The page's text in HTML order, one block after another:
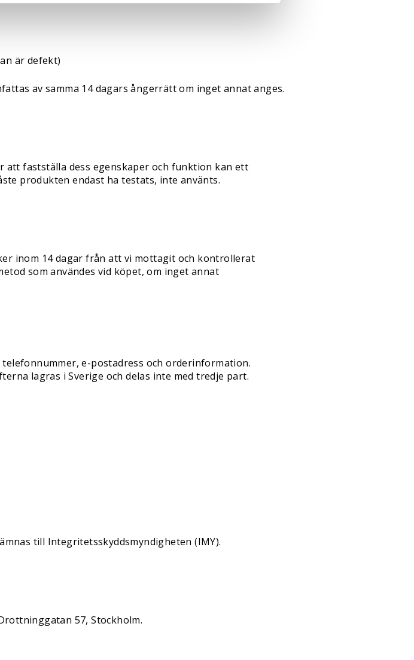
är defekt)
av samma 14 dagars ångerrätt om inget annat anges.
att fastställa dess egenskaper och funktion kan ett
produkten endast ha testats, inte använts.
inom 14 dagar från att vi mottagit och kontrollerat
som användes vid köpet, om inget annat
e-postadress och orderinformation.
lagras i Sverige och delas inte med tredje part.
till Integritetsskyddsmyndigheten (IMY).
57, Stockholm.